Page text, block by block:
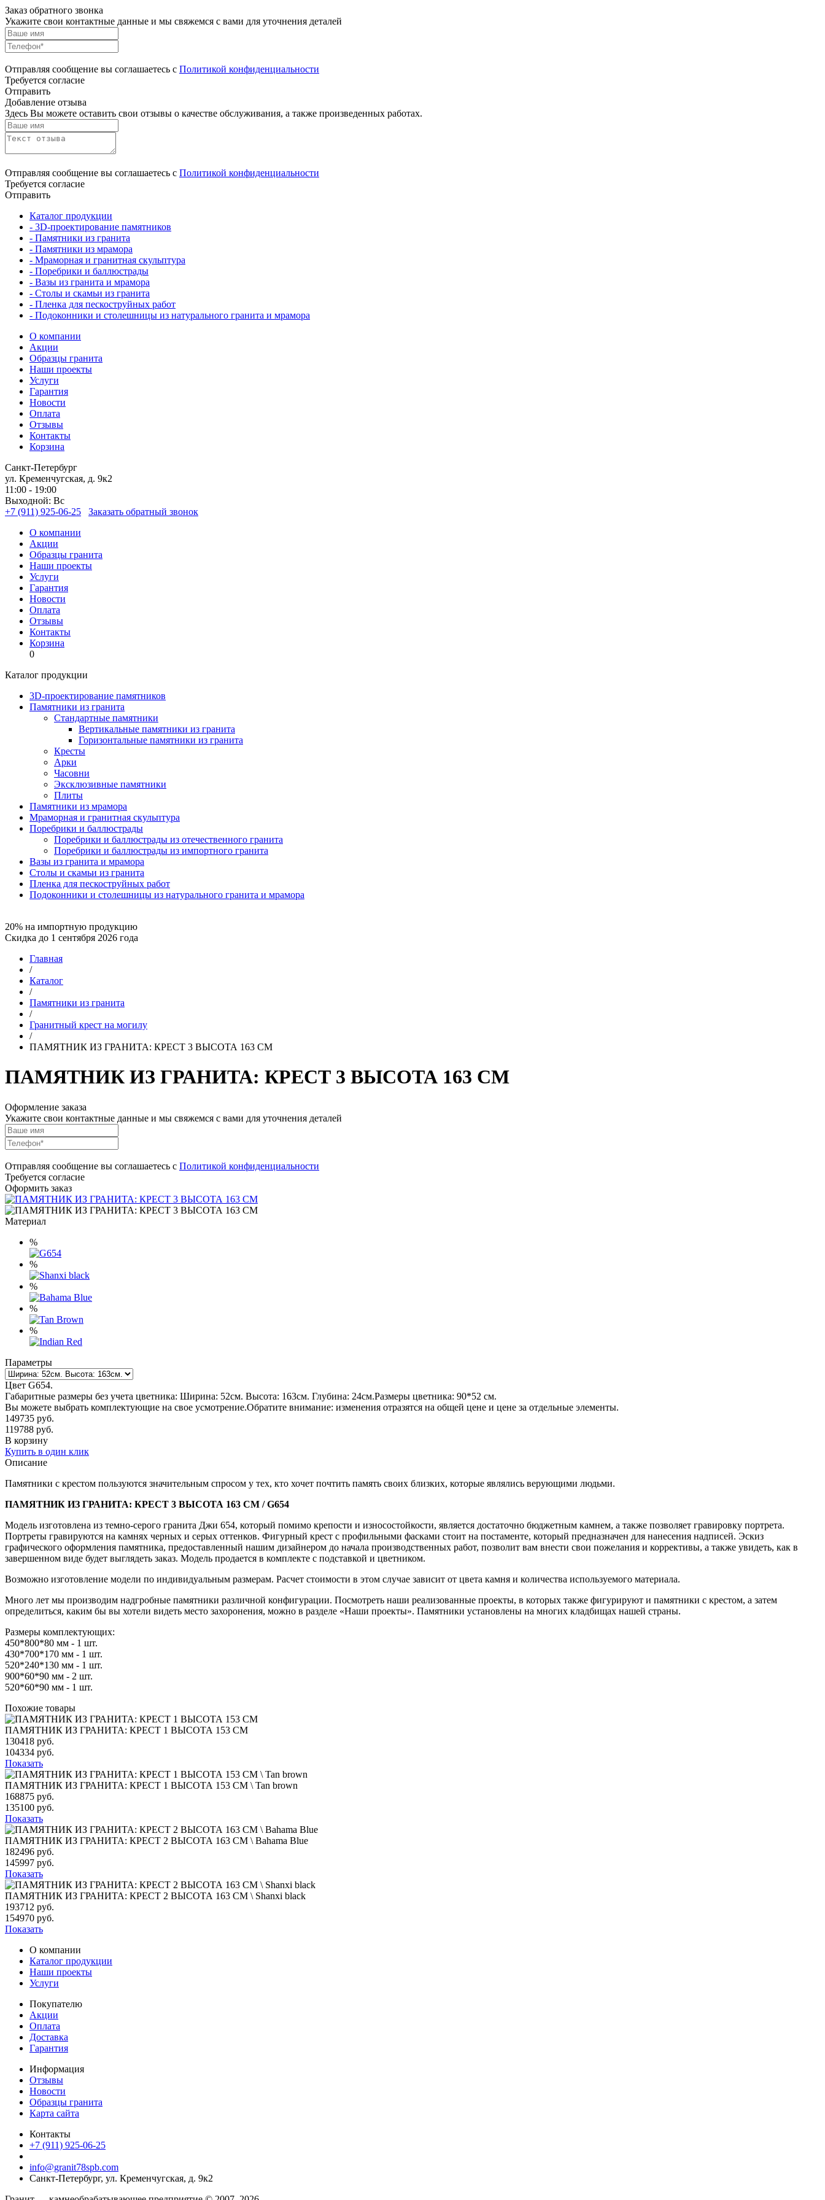
Заказ обратного звонка
Укажите свои контактные данные и мы свяжемся с вами для уточнения деталей
Отправляя сообщение вы соглашаетесь с Политикой конфиденциальности
Требуется согласие
Отправить
Добавление отзыва
Здесь Вы можете оставить свои отзывы о качестве обслуживания, а также произведенных работах.
Отправляя сообщение вы соглашаетесь с Политикой конфиденциальности
Требуется согласие
Отправить
Каталог продукции
- 3D-проектирование памятников
- Памятники из гранита
- Памятники из мрамора
- Мраморная и гранитная скульптура
- Поребрики и баллюстрады
- Вазы из гранита и мрамора
- Столы и скамьи из гранита
- Пленка для пескоструйных работ
- Подоконники и столешницы из натурального гранита и мрамора
О компании
Акции
Образцы гранита
Наши проекты
Услуги
Гарантия
Новости
Оплата
Отзывы
Контакты
Корзина
Санкт-Петербург
ул. Кременчугская, д. 9к2
11:00 - 19:00
Выходной: Вс
+7 (911) 925-06-25
Заказать обратный звонок
О компании
Акции
Образцы гранита
Наши проекты
Услуги
Гарантия
Новости
Оплата
Отзывы
Контакты
Корзина
0
Каталог продукции
3D-проектирование памятников
Памятники из гранита
Стандартные памятники
Вертикальные памятники из гранита
Горизонтальные памятники из гранита
Кресты
Арки
Часовни
Эксклюзивные памятники
Плиты
Памятники из мрамора
Мраморная и гранитная скульптура
Поребрики и баллюстрады
Поребрики и баллюстрады из отечественного гранита
Поребрики и баллюстрады из импортного гранита
Вазы из гранита и мрамора
Столы и скамьи из гранита
Пленка для пескоструйных работ
Подоконники и столешницы из натурального гранита и мрамора
20% на импортную продукцию
Скидка до 1 сентября 2026 года
Главная
/
Каталог
/
Памятники из гранита
/
Гранитный крест на могилу
/
ПАМЯТНИК ИЗ ГРАНИТА: КРЕСТ 3 ВЫСОТА 163 СМ
ПАМЯТНИК ИЗ ГРАНИТА: КРЕСТ 3 ВЫСОТА 163 СМ
Оформление заказа
Укажите свои контактные данные и мы свяжемся с вами для уточнения деталей
Отправляя сообщение вы соглашаетесь с Политикой конфиденциальности
Требуется согласие
Оформить заказ
Материал
%
%
%
%
%
Параметры
Цвет G654.
Габаритные размеры без учета цветника: Ширина: 52см. Высота: 163см. Глубина: 24см.Размеры цветника: 90*52 см.
Вы можете выбрать комплектующие на свое усмотрение.Обратите внимание: изменения отразятся на общей цене и цене за отдельные элементы.
149735 руб.
119788 руб.
В корзину
Купить в один клик
Описание
Памятники с крестом пользуются значительным спросом у тех, кто хочет почтить память своих близких, которые являлись верующими людьми.
ПАМЯТНИК ИЗ ГРАНИТА: КРЕСТ 3 ВЫСОТА 163 СМ / G654
Модель изготовлена из темно-серого гранита Джи 654, который помимо крепости и износостойкости, является достаточно бюджетным камнем, а также позволяет гравировку портрета.
Портреты гравируются на камнях черных и серых оттенков. Фигурный крест с профильными фасками стоит на постаменте, который предназначен для нанесения надписей. Эскиз
графического оформления памятника, предоставленный нашим дизайнером до начала производственных работ, позволит вам внести свои пожелания и коррективы, а также увидеть, как в
завершенном виде будет выглядеть заказ. Модель продается в комплекте с подставкой и цветником.
Возможно изготовление модели по индивидуальным размерам. Расчет стоимости в этом случае зависит от цвета камня и количества используемого материала.
Много лет мы производим надгробные памятники различной конфигурации. Посмотреть наши реализованные проекты, в которых также фигурируют и памятники с крестом, а затем
определиться, каким бы вы хотели видеть место захоронения, можно в разделе «Наши проекты». Памятники установлены на многих кладбищах нашей страны.
Размеры комплектующих:
450*800*80 мм - 1 шт.
430*700*170 мм - 1 шт.
520*240*130 мм - 1 шт.
900*60*90 мм - 2 шт.
520*60*90 мм - 1 шт.
Похожие товары
ПАМЯТНИК ИЗ ГРАНИТА: КРЕСТ 1 ВЫСОТА 153 СМ
130418 руб.
104334 руб.
Показать
ПАМЯТНИК ИЗ ГРАНИТА: КРЕСТ 1 ВЫСОТА 153 СМ \ Tan brown
168875 руб.
135100 руб.
Показать
ПАМЯТНИК ИЗ ГРАНИТА: КРЕСТ 2 ВЫСОТА 163 СМ \ Bahama Blue
182496 руб.
145997 руб.
Показать
ПАМЯТНИК ИЗ ГРАНИТА: КРЕСТ 2 ВЫСОТА 163 СМ \ Shanxi black
193712 руб.
154970 руб.
Показать
О компании
Каталог продукции
Наши проекты
Услуги
Покупателю
Акции
Оплата
Доставка
Гарантия
Информация
Отзывы
Новости
Образцы гранита
Карта сайта
Контакты
+7 (911) 925-06-25
info@granit78spb.com
Санкт-Петербург, ул. Кременчугская, д. 9к2